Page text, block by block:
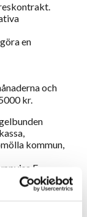
en
och
kr.
kommun,
F-
bevis på